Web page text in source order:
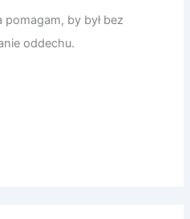
by był bez
oddechu.